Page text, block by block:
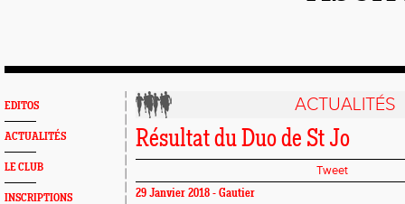
EDITOS
ACTUALITÉS
LE CLUB
INSCRIPTIONS
ACTUALITÉS
Résultat du Duo de St Jo
Tweet
29 Janvier 2018 - Gautier